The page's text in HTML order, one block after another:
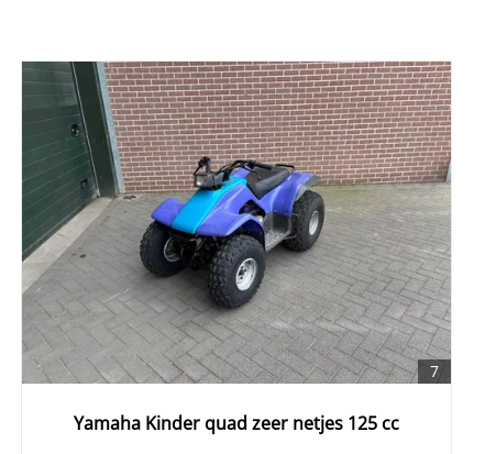
7
Yamaha Kinder quad zeer netjes 125 cc